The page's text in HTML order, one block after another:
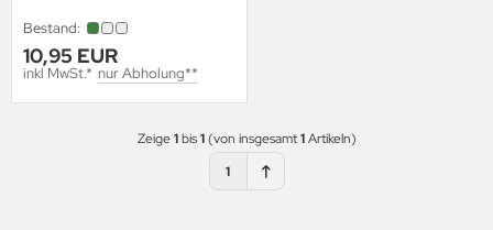
Bestand:
10,95 EUR
inkl MwSt.* nur Abholung**
Zeige1bis1(von insgesamt1Artikeln)
1